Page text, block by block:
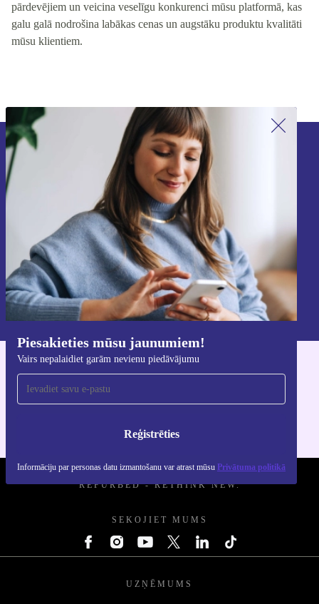
pārdevējiem un veicina veselīgu konkurenci mūsu platformā, kas
galu galā nodrošina labākas cenas un augstāku produktu kvalitāti
mūsu klientiem.
Piesakieties mūsu jaunumiem!
Vairs nepalaidiet garām nevienu piedāvājumu
Reģistrēties
Informāciju par personas datu izmantošanu var atrast mūsu Privātuma politikā
Piesakieties mūsu jaunumu
saņemšanai!
Nekad vairs nepalaidiet garām nevienu
piedāvājumu.
Reģistrēties
Informāciju par personas datu izmantošanu varat atrast mūsu
Privātuma politikā.
Lejupielādējiet refurbed lietotni
iOS un Android ierīcēm
REFURBED - RETHINK NEW.
SEKOJIET MUMS
UZŅĒMUMS